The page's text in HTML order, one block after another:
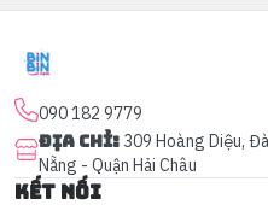
090 182 9779
Địa chỉ: 309 Hoàng Diệu,
Nẵng - Quận Hải Châu
Kết nối